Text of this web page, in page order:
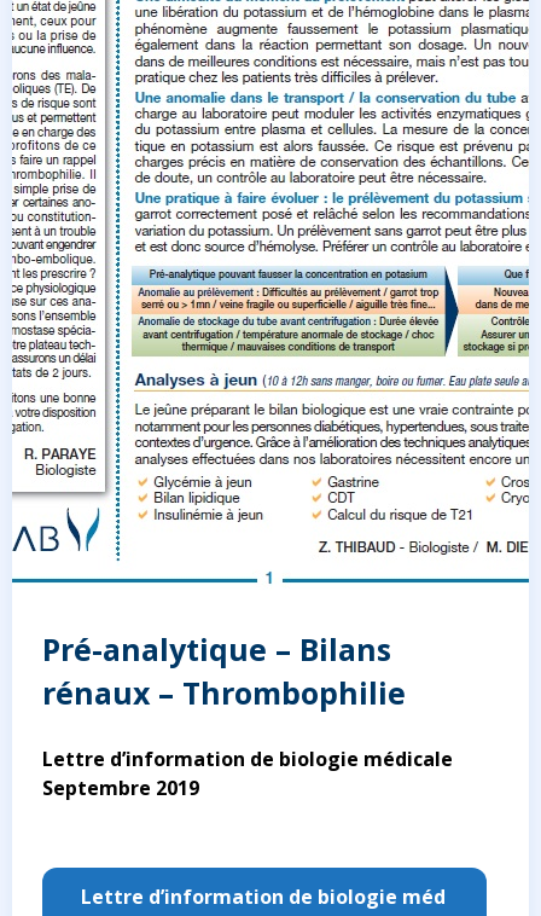
Pré-analytique – Bilans
rénaux – Thrombophilie
Lettre d’information de biologie médicale
Septembre 2019
Lettre d’information de biologie méd